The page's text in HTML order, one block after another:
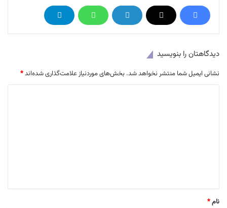
دیدگاهتان را بنویسید
نشانی ایمیل شما منتشر نخواهد شد. بخش‌های موردنیاز علامت‌گذاری شده‌اند*
نام*